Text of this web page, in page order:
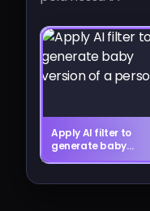
Apply AI filter to
generate baby
version of a person